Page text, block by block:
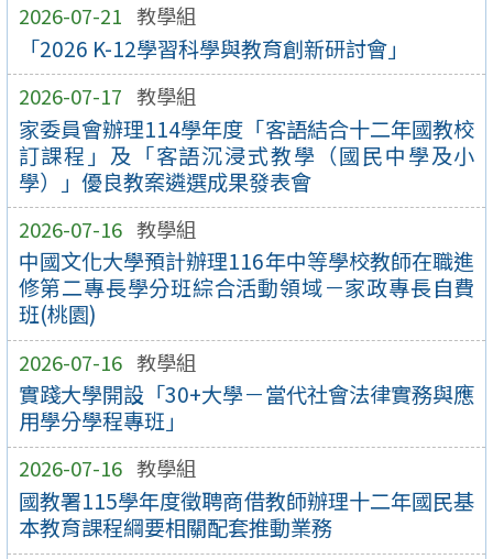
2026-07-21 教學組
「2026 K-12學習科學與教育創新研討會」
2026-07-17 教學組
家委員會辦理114學年度「客語結合十二年國教校
訂課程」及「客語沉浸式教學（國民中學及小
學）」優良教案遴選成果發表會
2026-07-16 教學組
中國文化大學預計辦理116年中等學校教師在職進
修第二專長學分班綜合活動領域－家政專長自費
班(桃園)
2026-07-16 教學組
實踐大學開設「30+大學－當代社會法律實務與應
用學分學程專班」
2026-07-16 教學組
國教署115學年度徵聘商借教師辦理十二年國民基
本教育課程綱要相關配套推動業務